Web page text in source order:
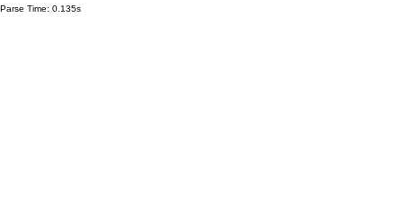
Parse Time: 0.135s